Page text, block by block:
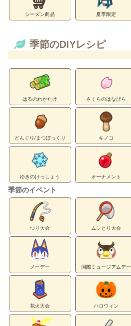
シーズン商品 夏季限定
季節のDIYレシピ
はるのわかたけ さくらのはなびら
どんぐり/まつぼっくり キノコ
ゆきのけっしょう オーナメント
季節のイベント
つり大会 ムシとり大会
メーデー 国際ミュージアムデー
花火大会 ハロウィン